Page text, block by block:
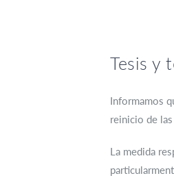
Tesis y
Informamos
reinicio de
La medida